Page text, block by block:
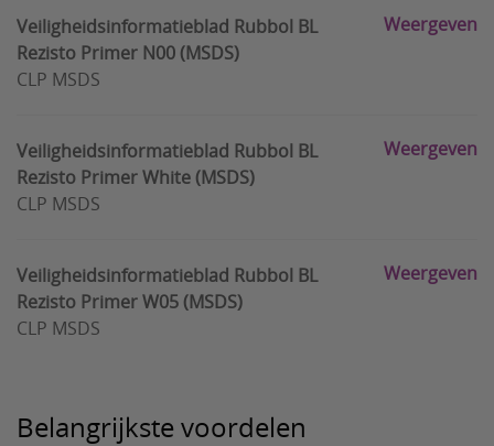
Veiligheidsinformatieblad Rubbol BL
Rezisto Primer N00 (MSDS)
CLP MSDS
Weergeven
Veiligheidsinformatieblad Rubbol BL
Rezisto Primer White (MSDS)
CLP MSDS
Weergeven
Veiligheidsinformatieblad Rubbol BL
Rezisto Primer W05 (MSDS)
CLP MSDS
Weergeven
Belangrijkste voordelen